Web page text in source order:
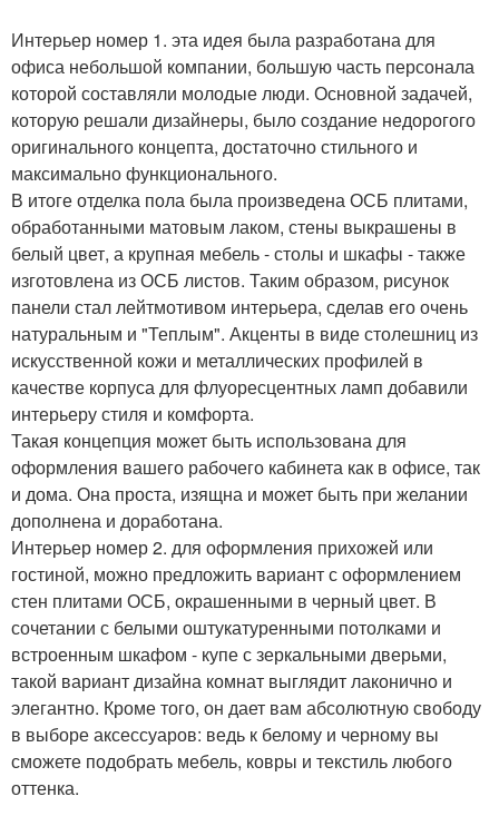
Интерьер номер 1. эта идея была разработана для
офиса небольшой компании, большую часть персонала
которой составляли молодые люди. Основной задачей,
которую решали дизайнеры, было создание недорогого
оригинального концепта, достаточно стильного и
максимально функционального.
В итоге отделка пола была произведена ОСБ плитами,
обработанными матовым лаком, стены выкрашены в
белый цвет, а крупная мебель - столы и шкафы - также
изготовлена из ОСБ листов. Таким образом, рисунок
панели стал лейтмотивом интерьера, сделав его очень
натуральным и "Теплым". Акценты в виде столешниц из
искусственной кожи и металлических профилей в
качестве корпуса для флуоресцентных ламп добавили
интерьеру стиля и комфорта.
Такая концепция может быть использована для
оформления вашего рабочего кабинета как в офисе, так
и дома. Она проста, изящна и может быть при желании
дополнена и доработана.
Интерьер номер 2. для оформления прихожей или
гостиной, можно предложить вариант с оформлением
стен плитами ОСБ, окрашенными в черный цвет. В
сочетании с белыми оштукатуренными потолками и
встроенным шкафом - купе с зеркальными дверьми,
такой вариант дизайна комнат выглядит лаконично и
элегантно. Кроме того, он дает вам абсолютную свободу
в выборе аксессуаров: ведь к белому и черному вы
сможете подобрать мебель, ковры и текстиль любого
оттенка.